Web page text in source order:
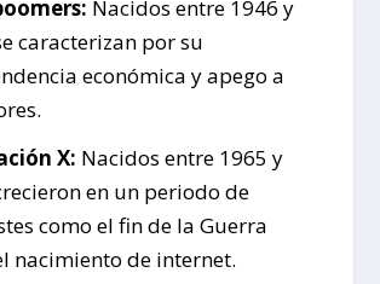
Nacidos entre 1946 y
caracterizan por su
económica y apego a
X: Nacidos entre 1965 y
en un periodo de
como el fin de la Guerra
nacimiento de internet.